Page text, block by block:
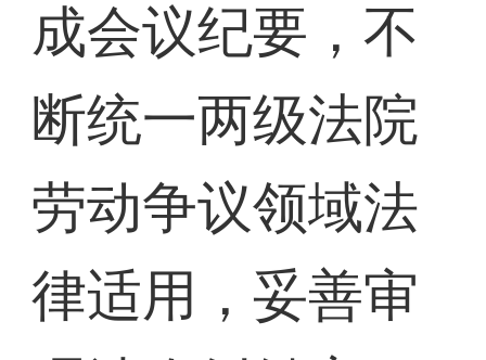
成会议纪要，不
断统一两级法院
劳动争议领域法
律适用，妥善审